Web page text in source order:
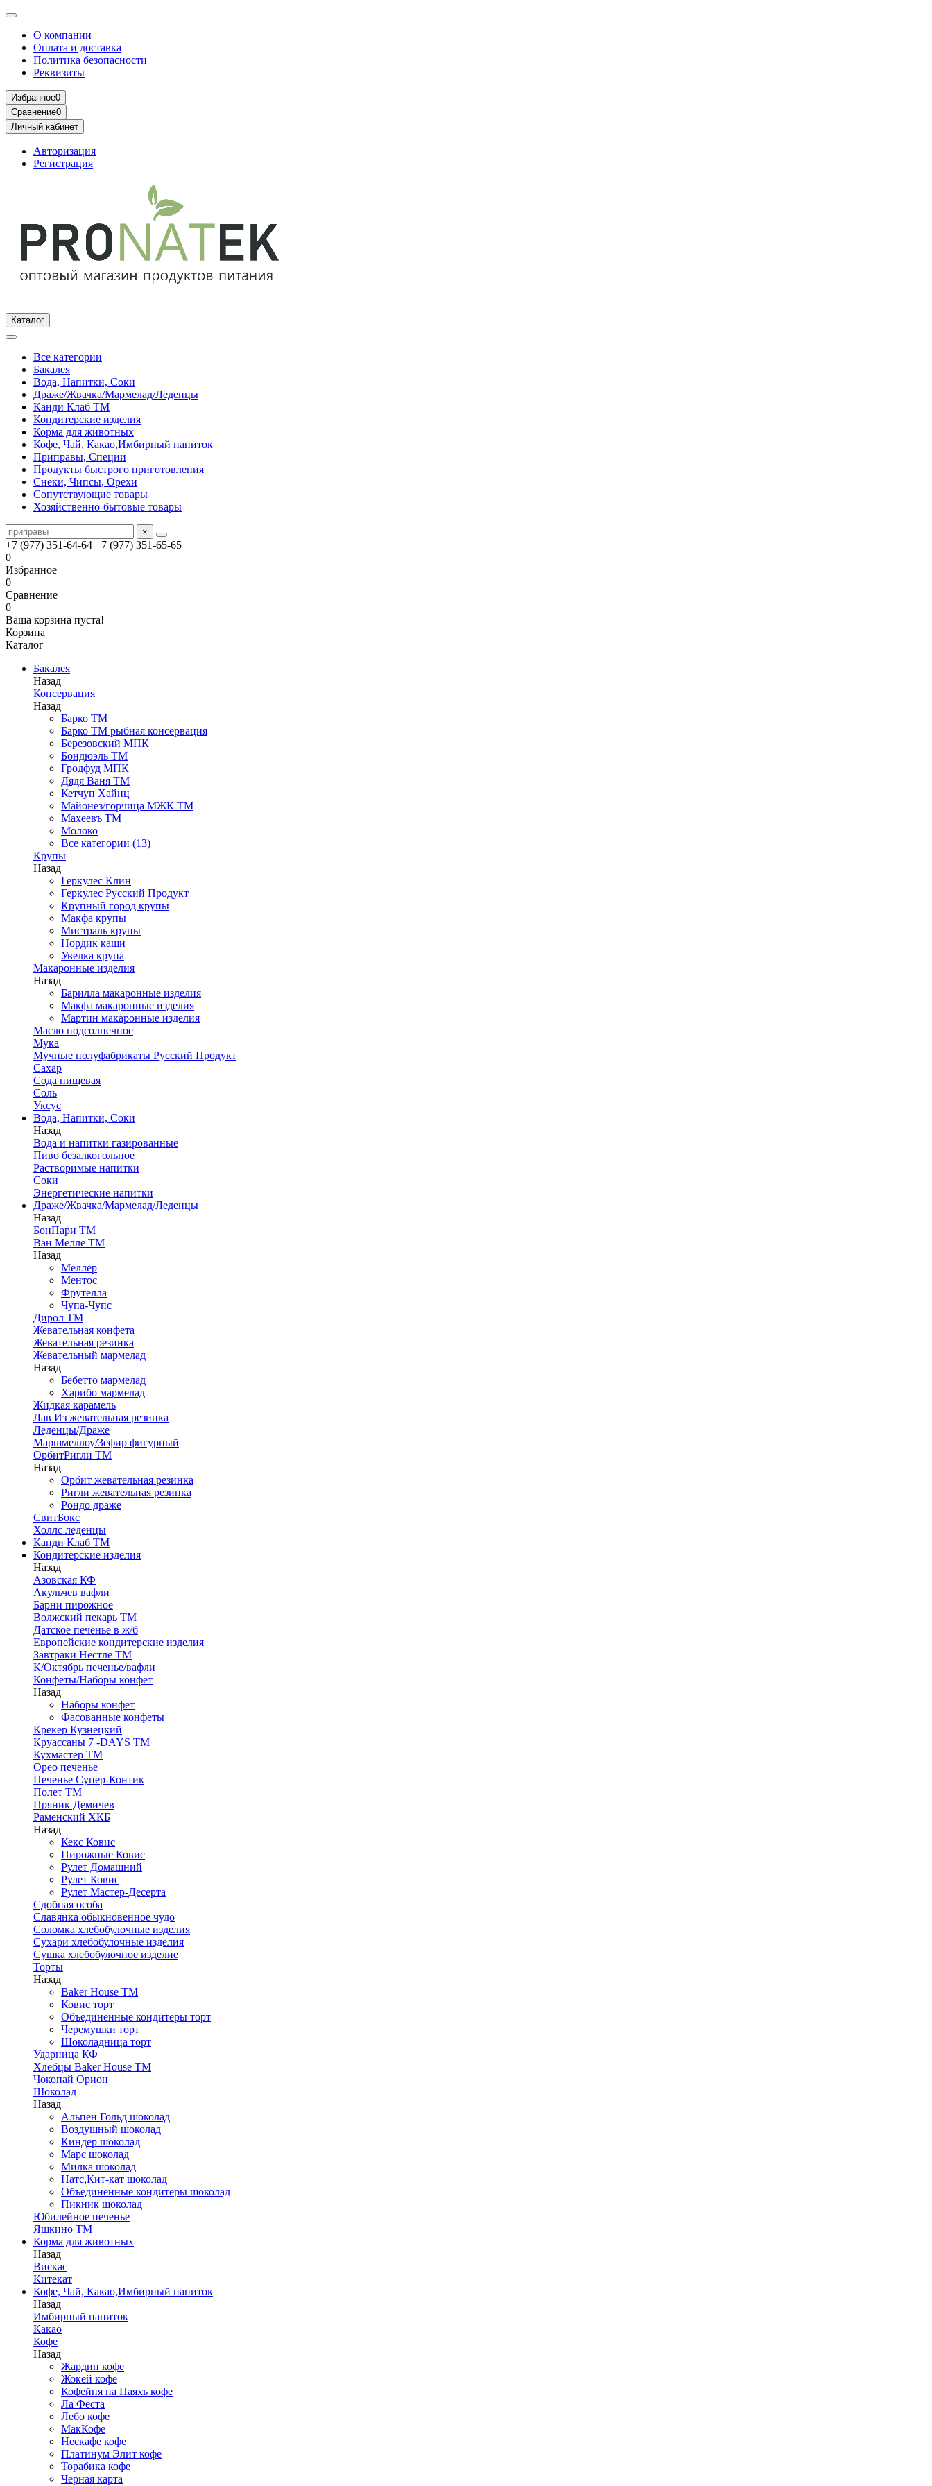
О компании
Оплата и доставка
Политика безопасности
Реквизиты
Избранное0
Сравнение0
Личный кабинет
Авторизация
Регистрация
Каталог
Все категории
Бакалея
Вода, Напитки, Соки
Драже/Жвачка/Мармелад/Леденцы
Канди Клаб ТМ
Кондитерские изделия
Корма для животных
Кофе, Чай, Какао,Имбирный напиток
Приправы, Специи
Продукты быстрого приготовления
Снеки, Чипсы, Орехи
Сопутствующие товары
Хозяйственно-бытовые товары
×
+7 (977) 351-64-64 +7 (977) 351-65-65
0
Избранное
0
Сравнение
0
Ваша корзина пуста!
Корзина
Каталог
Бакалея
Назад
Консервация
Назад
Барко ТМ
Барко ТМ рыбная консервация
Березовский МПК
Бондюэль ТМ
Гродфуд МПК
Дядя Ваня ТМ
Кетчуп Хайнц
Майонез/горчица МЖК ТМ
Махеевъ ТМ
Молоко
Все категории (13)
Крупы
Назад
Геркулес Клин
Геркулес Русский Продукт
Крупный город крупы
Макфа крупы
Мистраль крупы
Нордик каши
Увелка крупа
Макаронные изделия
Назад
Барилла макаронные изделия
Макфа макаронные изделия
Мартин макаронные изделия
Масло подсолнечное
Мука
Мучные полуфабрикаты Русский Продукт
Сахар
Сода пищевая
Соль
Уксус
Вода, Напитки, Соки
Назад
Вода и напитки газированные
Пиво безалкогольное
Растворимые напитки
Соки
Энергетические напитки
Драже/Жвачка/Мармелад/Леденцы
Назад
БонПари ТМ
Ван Мелле ТМ
Назад
Меллер
Ментос
Фрутелла
Чупа-Чупс
Дирол ТМ
Жевательная конфета
Жевательная резинка
Жевательный мармелад
Назад
Бебетто мармелад
Харибо мармелад
Жидкая карамель
Лав Из жевательная резинка
Леденцы/Драже
Маршмеллоу/Зефир фигурный
ОрбитРигли ТМ
Назад
Орбит жевательная резинка
Ригли жевательная резинка
Рондо драже
СвитБокс
Холлс леденцы
Канди Клаб ТМ
Кондитерские изделия
Назад
Азовская КФ
Акульчев вафли
Барни пирожное
Волжский пекарь ТМ
Датское печенье в ж/б
Европейские кондитерские изделия
Завтраки Нестле ТМ
К/Октябрь печенье/вафли
Конфеты/Наборы конфет
Назад
Наборы конфет
Фасованные конфеты
Крекер Кузнецкий
Круассаны 7 -DAYS ТМ
Кухмастер ТМ
Орео печенье
Печенье Супер-Контик
Полет ТМ
Пряник Демичев
Раменский ХКБ
Назад
Кекс Ковис
Пирожные Ковис
Рулет Домашний
Рулет Ковис
Рулет Мастер-Десерта
Сдобная особа
Славянка обыкновенное чудо
Соломка хлебобулочные изделия
Сухари хлебобулочные изделия
Сушка хлебобулочное изделие
Торты
Назад
Baker House ТМ
Ковис торт
Объединенные кондитеры торт
Черемушки торт
Шоколадница торт
Ударница КФ
Хлебцы Baker House ТМ
Чокопай Орион
Шоколад
Назад
Альпен Гольд шоколад
Воздушный шоколад
Киндер шоколад
Марс шоколад
Милка шоколад
Натс,Кит-кат шоколад
Объединенные кондитеры шоколад
Пикник шоколад
Юбилейное печенье
Яшкино ТМ
Корма для животных
Назад
Вискас
Китекат
Кофе, Чай, Какао,Имбирный напиток
Назад
Имбирный напиток
Какао
Кофе
Назад
Жардин кофе
Жокей кофе
Кофейня на Паяхъ кофе
Ла Феста
Лебо кофе
МакКофе
Нескафе кофе
Платинум Элит кофе
Торабика кофе
Черная карта